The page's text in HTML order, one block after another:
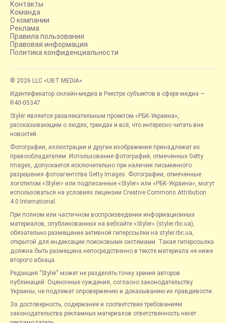
Контакты
Команда
О компании
Реклама
Правила пользования
Правовая информация
Политика конфиденциальности
© 2026 LLC «UBT MEDIA»
Идентификатор онлайн-медиа в Реестре субъектов в сфере медиа —
R40-05347
Styler является развлекательным проектом «РБК-Украина»,
рассказывающим о людях, трендах и всё, что интересно читать вне
новостей.
Фотографии, иллюстрации и другие изображения принадлежат их
правообладателям. Использование фотографий, отмеченных Getty
Images, допускается исключительно при наличии письменного
разрешения фотоагентства Getty Images. Фотографии, отмеченные
логотипом «Styler» или подписанные «Styler» или «РБК-Украина», могут
использоваться на условиях лицензии Creative Commons Attribution
4.0 International.
При полном или частичном воспроизведении информационных
материалов, опубликованных на вебсайте «Styler» (styler.rbc.ua),
обязательно размещение активной гиперссылки на styler.rbc.ua,
открытой для индексации поисковыми системами. Такая гиперссылка
должна быть размещена непосредственно в тексте материала не ниже
второго абзаца.
Редакция "Styler" может не разделять точку зрения авторов
публикаций. Оценочные суждения, согласно законодательству
Украины, не подлежат опровержению и доказыванию их правдивости.
За достоверность, содержание и соответствие требованиям
законодательства рекламных материалов ответственность несет